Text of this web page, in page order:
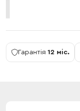
Гарантія 12 міс.